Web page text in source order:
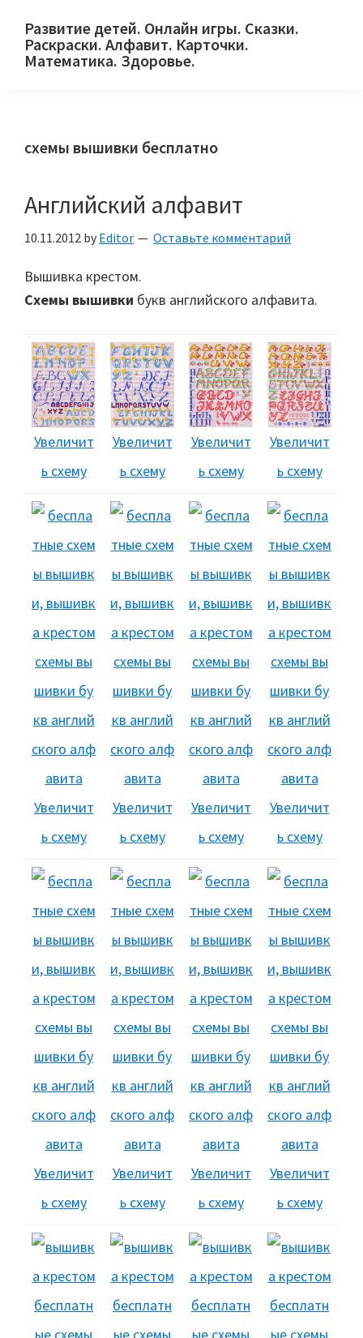
primary
main
primary
Развитие детей. Онлайн игры. Сказки.
Раскраски. Алфавит. Карточки.
Математика. Здоровье.
и
родителей.
схемы вышивки бесплатно
Английский алфавит
10.11.2012 by Editor Оставьте комментарий
Вышивка крестом.
Схемы вышивки букв английского алфавита.
Увеличит
ь схему
Увеличит
ь схему
Увеличит
ь схему
Увеличит
ь схему
Увеличит
ь схему
Увеличит
ь схему
Увеличит
ь схему
Увеличит
ь схему
Увеличит
ь схему
Увеличит
ь схему
Увеличит
ь схему
Увеличит
ь схему